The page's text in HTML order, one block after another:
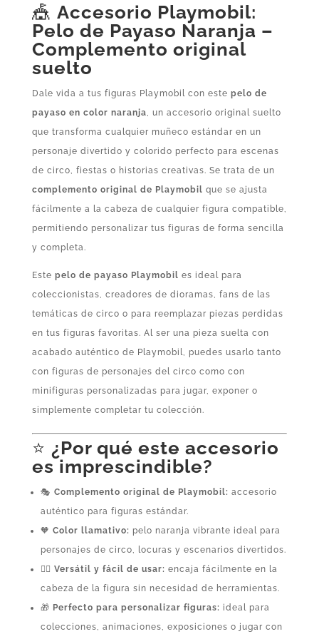
🎪 Accesorio Playmobil:
Pelo de Payaso Naranja –
Complemento original
suelto
Dale vida a tus figuras Playmobil con este pelo de
payaso en color naranja, un accesorio original suelto
que transforma cualquier muñeco estándar en un
personaje divertido y colorido perfecto para escenas
de circo, fiestas o historias creativas. Se trata de un
complemento original de Playmobil que se ajusta
fácilmente a la cabeza de cualquier figura compatible,
permitiendo personalizar tus figuras de forma sencilla
y completa.
Este pelo de payaso Playmobil es ideal para
coleccionistas, creadores de dioramas, fans de las
temáticas de circo o para reemplazar piezas perdidas
en tus figuras favoritas. Al ser una pieza suelta con
acabado auténtico de Playmobil, puedes usarlo tanto
con figuras de personajes del circo como con
minifiguras personalizadas para jugar, exponer o
simplemente completar tu colección.
⭐ ¿Por qué este accesorio
es imprescindible?
🎭 Complemento original de Playmobil: accesorio
auténtico para figuras estándar.
🧡 Color llamativo: pelo naranja vibrante ideal para
personajes de circo, locuras y escenarios divertidos.
🤹‍♂️ Versátil y fácil de usar: encaja fácilmente en la
cabeza de la figura sin necesidad de herramientas.
🎁 Perfecto para personalizar figuras: ideal para
colecciones, animaciones, exposiciones o jugar con